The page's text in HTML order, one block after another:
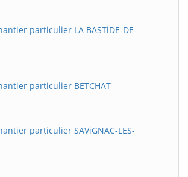
particulier LA BASTiDE-DE-
particulier BETCHAT
particulier SAViGNAC-LES-